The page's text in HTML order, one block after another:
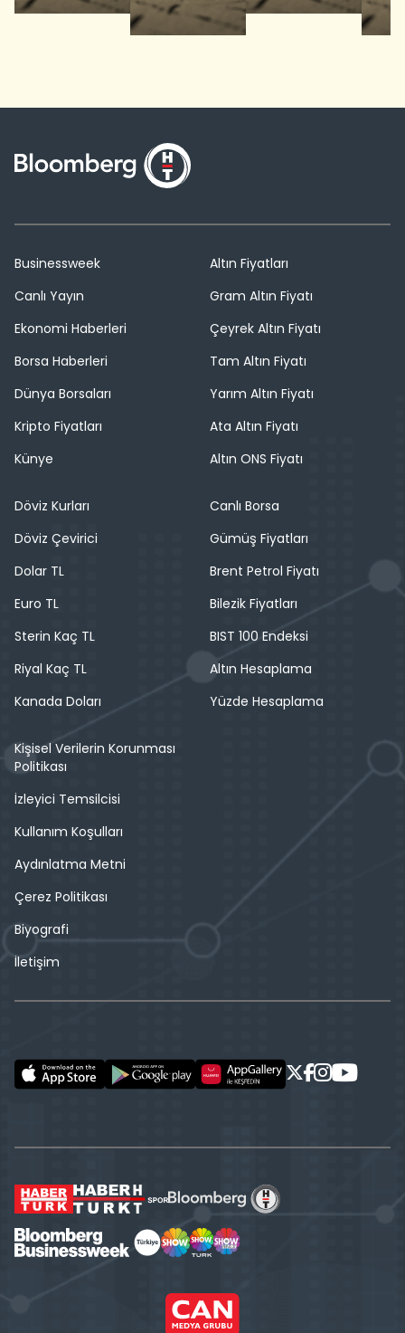
Businessweek
Canlı Yayın
Ekonomi Haberleri
Borsa Haberleri
Dünya Borsaları
Kripto Fiyatları
Künye
Altın Fiyatları
Gram Altın Fiyatı
Çeyrek Altın Fiyatı
Tam Altın Fiyatı
Yarım Altın Fiyatı
Ata Altın Fiyatı
Altın ONS Fiyatı
Döviz Kurları
Döviz Çevirici
Dolar TL
Euro TL
Sterin Kaç TL
Riyal Kaç TL
Kanada Doları
Canlı Borsa
Gümüş Fiyatları
Brent Petrol Fiyatı
Bilezik Fiyatları
BIST 100 Endeksi
Altın Hesaplama
Yüzde Hesaplama
Kişisel Verilerin Korunması
Politikası
İzleyici Temsilcisi
Kullanım Koşulları
Aydınlatma Metni
Çerez Politikası
Biyografi
İletişim